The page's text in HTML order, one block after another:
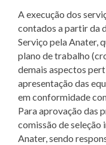
A execução dos
contados a partir da
Serviço pela Anater,
plano de trabalho
demais aspectos
apresentação das
em conformidade
Para aprovação das
comissão de
Anater, sendo